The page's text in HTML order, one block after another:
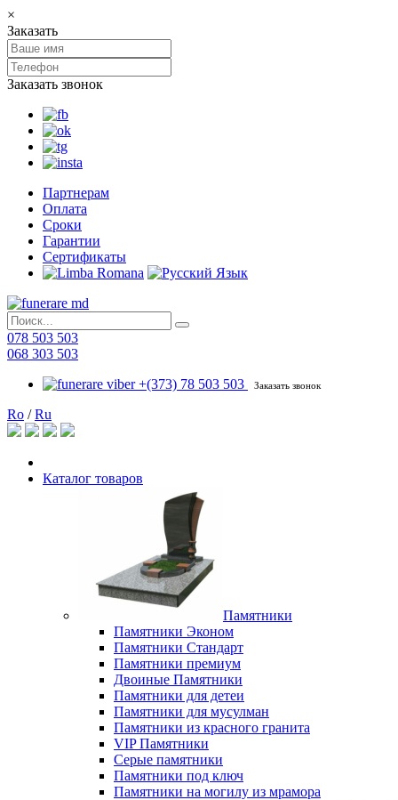
×
Заказать
Заказать звонок
Партнерам
Оплата
Сроки
Гарантии
Сертификаты
078 503 503
068 303 503
+(373) 78 503 503
Заказать звонок
Ro /Ru
Каталог товаров
Памятники
Памятники Эконом
Памятники Стандарт
Памятники премиум
Двоиные Памятники
Памятники для детеи
Памятники для мусулман
Памятники из красного гранита
VIP Памятники
Серые памятники
Памятники под ключ
Памятники на могилу из мрамора